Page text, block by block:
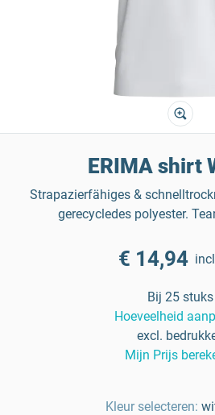
ERIMA shirt
Strapazierfähiges &
gerecycledes polyester.
€ 14,94
Bij 25 stuks
Hoeveelheid
excl.
Mijn Prijs
Kleur selecteren: